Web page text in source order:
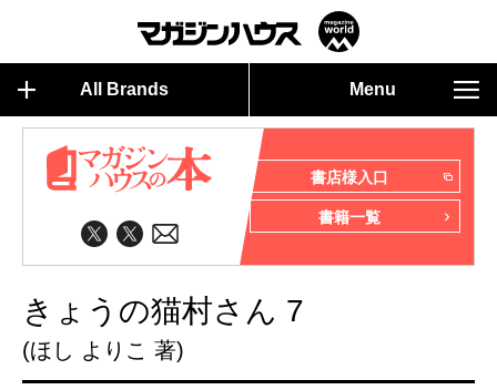
All Brands Menu
書店様入口
書籍一覧
きょうの猫村さん 7
(ほし よりこ 著)